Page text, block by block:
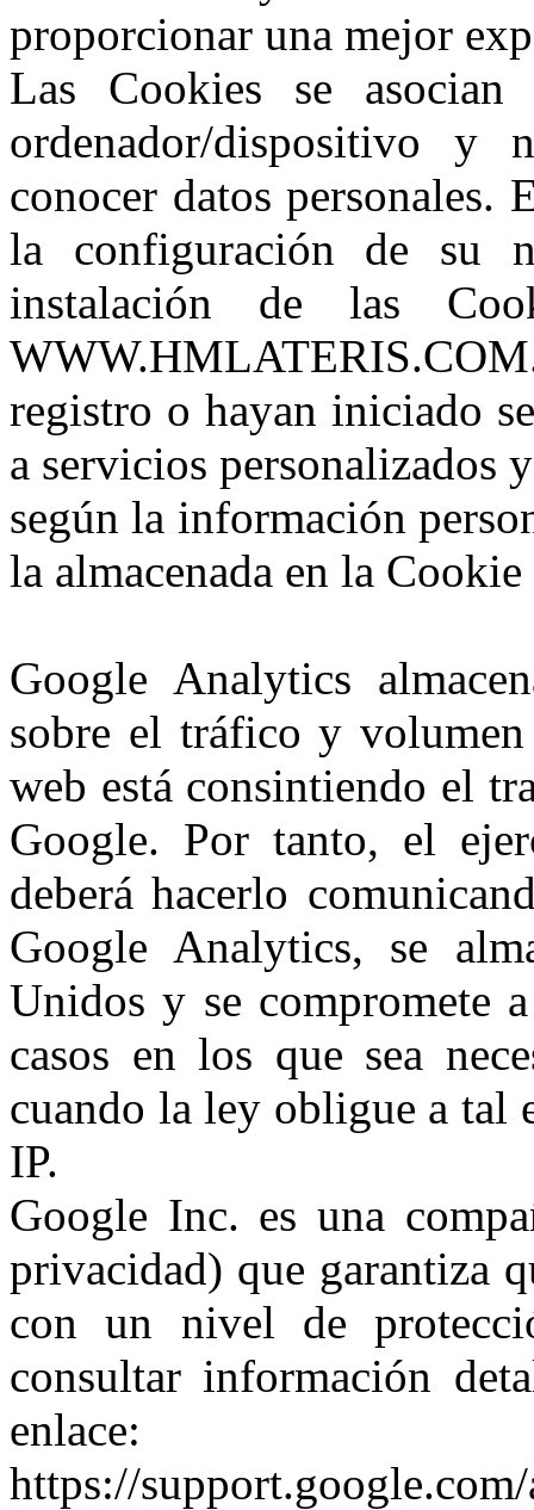
proporcionar una mejor
Las Cookies se
ordenador/dispositivo y
conocer datos personales.
la configuración de su
instalación de las
registro o hayan iniciado
a servicios personalizados
según la información
la almacenada en la
Google Analytics
sobre el tráfico y
web está consintiendo el
Google. Por tanto, el
deberá hacerlo
Google Analytics, se
Unidos y se compromete
casos en los que sea
cuando la ley obligue a tal
IP.
Google Inc. es una
privacidad) que garantiza
con un nivel de
consultar información
enlace:
https://